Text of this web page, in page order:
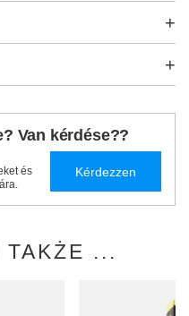
Van kérdése??
és
Kérdezzen
...